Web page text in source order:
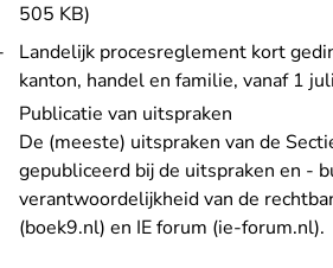
505 KB)
Landelijk procesreglement kort
kanton, handel en familie, vanaf 1
Publicatie van uitspraken
De (meeste) uitspraken van de
gepubliceerd bij de uitspraken - U
en -
verantwoordelijkheid van de
(boek9.nl) - U verlaat Rechtspraak.nl
en IE forum (ie-forum.nl)-
.